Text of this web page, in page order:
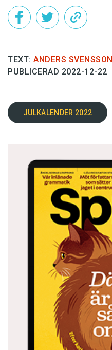
TEXT: ANDERS SVENSSON
PUBLICERAD 2022-12-22
JULKALENDER 2022